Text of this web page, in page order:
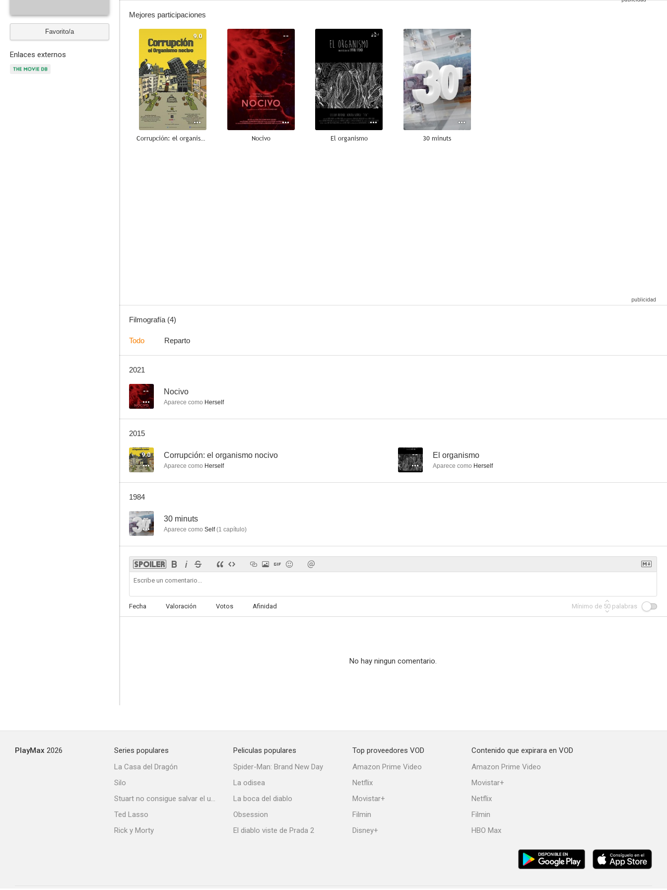
Favorito/a
Enlaces externos
Mejores participaciones
9.0
Corrupción: el organismo nocivo
--
Nocivo
--
El organismo
--
30 minuts
Filmografía (4)
Todo Reparto
2021
-- Nocivo
Aparece como Herself
2015
9.0 Corrupción: el organismo nocivo
Aparece como Herself
-- El organismo
Aparece como Herself
1984
-- 30 minuts
Aparece como Self(1 capítulo)
Fecha Valoración Votos Afinidad Mínimo de 50 palabras
No hay ningun comentario.
PlayMax 2026
Series populares
La Casa del Dragón
Silo
Stuart no consigue salvar el universo
Ted Lasso
Rick y Morty
Peliculas populares
Spider-Man: Brand New Day
La odisea
La boca del diablo
Obsession
El diablo viste de Prada 2
Top proveedores VOD
Amazon Prime Video
Netflix
Movistar+
Filmin
Disney+
Contenido que expirara en VOD
Amazon Prime Video
Movistar+
Netflix
Filmin
HBO Max